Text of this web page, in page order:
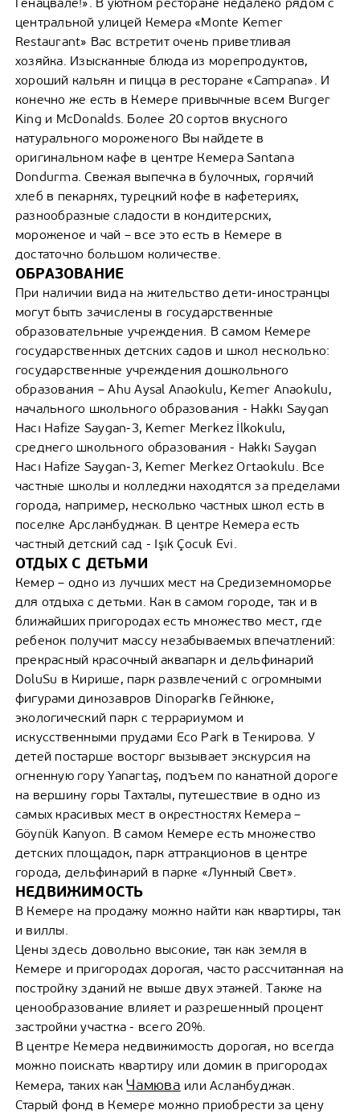
Генацвале!». В уютном ресторане недалеко рядом с
центральной улицей Кемера «Monte Kemer
Restaurant» Вас встретит очень приветливая
хозяйка. Изысканные блюда из морепродуктов,
хороший кальян и пицца в ресторане «Campana». И
конечно же есть в Кемере привычные всем Burger
King и McDonalds. Более 20 сортов вкусного
натурального мороженого Вы найдете в
оригинальном кафе в центре Кемера Santana
Dondurma. Свежая выпечка в булочных, горячий
хлеб в пекарнях, турецкий кофе в кафетериях,
разнообразные сладости в кондитерских,
мороженое и чай – все это есть в Кемере в
достаточно большом количестве.
ОБРАЗОВАНИЕ
При наличии вида на жительство дети-иностранцы
могут быть зачислены в государственные
образовательные учреждения. В самом Кемере
государственных детских садов и школ несколько:
государственные учреждения дошкольного
образования – Ahu Aysal Anaokulu, Kemer Anaokulu,
начального школьного образования - Hakkı Saygan
Hacı Hafize Saygan-3, Kemer Merkez İlkokulu,
среднего школьного образования - Hakkı Saygan
Hacı Hafize Saygan-3, Kemer Merkez Ortaokulu. Все
частные школы и колледжи находятся за пределами
города, например, несколько частных школ есть в
поселке Арсланбуджак. В центре Кемера есть
частный детский сад - Işık Çocuk Evi.
ОТДЫХ С ДЕТЬМИ
Кемер – одно из лучших мест на Средиземноморье
для отдыха с детьми. Как в самом городе, так и в
ближайших пригородах есть множество мест, где
ребенок получит массу незабываемых впечатлений:
прекрасный красочный аквапарк и дельфинарий
DoluSu в Кирише, парк развлечений с огромными
фигурами динозавров Dinoparkв Гейнюке,
экологический парк с террариумом и
искусственными прудами Eco Park в Текирова. У
детей постарше восторг вызывает экскурсия на
огненную гору Yanartaş, подъем по канатной дороге
на вершину горы Тахталы, путешествие в одно из
самых красивых мест в окрестностях Кемера –
Göynük Kanyon. В самом Кемере есть множество
детских площадок, парк аттракционов в центре
города, дельфинарий в парке «Лунный Свет».
НЕДВИЖИМОСТЬ
В Кемере на продажу можно найти как квартиры, так
и виллы.
Цены здесь довольно высокие, так как земля в
Кемере и пригородах дорогая, часто рассчитанная на
постройку зданий не выше двух этажей. Также на
ценообразование влияет и разрешенный процент
застройки участка - всего 20%.
В центре Кемера недвижимость дорогая, но всегда
можно поискать квартиру или домик в пригородах
Кемера, таких какЧамюва или Асланбуджак.
Старый фонд в Кемере можно приобрести за цену